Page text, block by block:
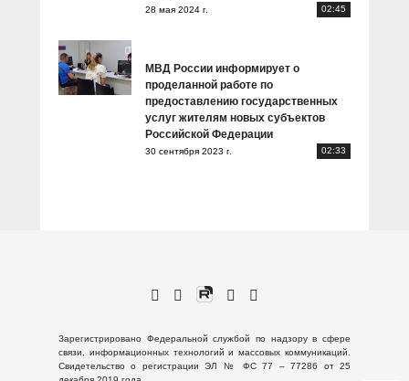
28 мая 2024 г. 02:45
МВД России информирует о
проделанной работе по
предоставлению государственных
услуг жителям новых субъектов
Российской Федерации
30 сентября 2023 г. 02:33
Зарегистрировано Федеральной службой по надзору в сфере
связи, информационных технологий и массовых коммуникаций.
Свидетельство о регистрации ЭЛ № ФС 77 – 77286 от 25